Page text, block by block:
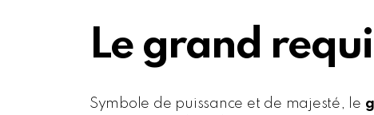
Le grand
Symbole de puissance et de majesté, le